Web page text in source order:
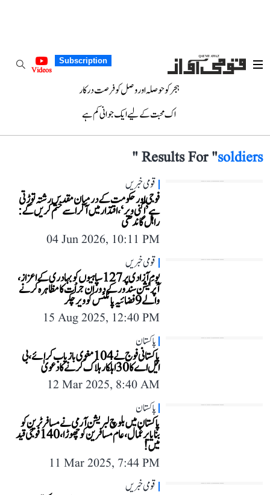
Subscription
Videos
ہجر کو حوصلہ اور وصل کو فرصت درکار
اک محبت کے لیے ایک جوانی کم ہے
Results For "soldiers
"
قومی خبریں
فوجی اور حکومت کے درمیان مقدس رشتہ توڑتی
ہے ’اگنی ویر‘، اقتدار میں آ کر اسے ختم کریں گے:
راہل گاندھی
04 Jun 2026, 10:11 PM
قومی خبریں
یومِ آزادی پر 127 سپاہیوں کو بہادری کے اعزاز،
آپریشن سندور کے دوران جراْت کا مظاہرہ کرنے
والے 9 فضائیہ پائلٹس کو ویر چکر
15 Aug 2025, 12:40 PM
پاکستان
پاکستانی فوج نے 104 مغوی بازیاب کرائے، بی
ایل اے کا 30 اہلکار ہلاک کرنے کا دعویٰ
12 Mar 2025, 8:40 AM
پاکستان
پاکستان میں بلوچ لبریشن آرمی نے مسافر ٹرین کو
بنایا یرغمال، عام مسافرین کو چھوڑا، 140 فوجی قید
میں!
11 Mar 2025, 7:44 PM
قومی خبریں